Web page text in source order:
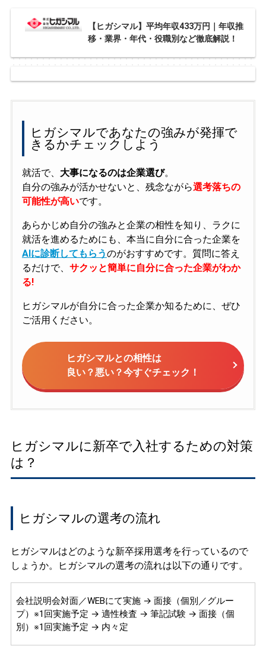
【ヒガシマル】平均年収433万円｜年収推
移・業界・年代・役職別など徹底解説！
ヒガシマルであなたの強みが発揮で
きるかチェックしよう
就活で、 大事になるのは企業選び。
自分の強みが活かせないと、残念ながら選考落ちの
可能性が高いです。
あらかじめ自分の強みと企業の相性を知り、ラクに
就活を進めるためにも、本当に自分に合った企業を
AIに診断してもらうのがおすすめです。質問に答え
るだけで、 サクッと簡単に自分に合った企業がわか
る!
ヒガシマルが自分に合った企業か知るために、ぜひ
ご活用ください。
ヒガシマルとの相性は
良い？悪い？今すぐチェック！
ヒガシマルに新卒で入社するための対策
は？
ヒガシマルの選考の流れ
ヒガシマルはどのような新卒採用選考を行っているので
しょうか。ヒガシマルの選考の流れは以下の通りです。
会社説明会対面／WEBにて実施 → 面接（個別／グルー
プ）※1回実施予定 → 適性検査 → 筆記試験 → 面接（個
別）※1回実施予定 → 内々定